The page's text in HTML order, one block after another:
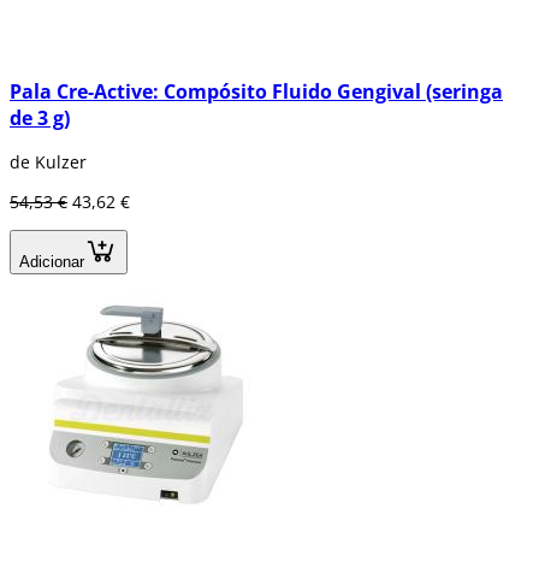
Pala Cre-Active: Compósito Fluido Gengival (seringa
de 3 g)
de Kulzer
54,53 € 43,62 €
Adicionar